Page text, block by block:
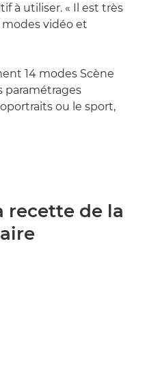
à utiliser. « Il est très
vidéo et
14 modes Scène
paramétrages
ou le sport,
recette de la